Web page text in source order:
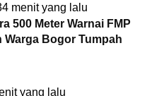
menit yang lalu
500 Meter Warnai FMP
Warga Bogor Tumpah
yang lalu